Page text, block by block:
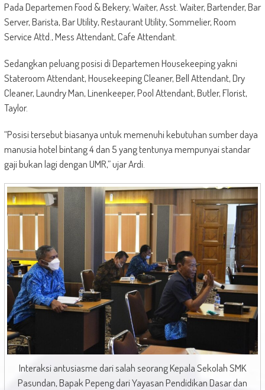
Pada Departemen Food & Bekery; Waiter, Asst. Waiter, Bartender, Bar
Server, Barista, Bar Utility, Restaurant Utility, Sommelier, Room
Service Attd., Mess Attendant, Cafe Attendant.
Sedangkan peluang posisi di Departemen Housekeeping yakni
Stateroom Attendant, Housekeeping Cleaner, Bell Attendant, Dry
Cleaner, Laundry Man, Linenkeeper, Pool Attendant, Butler, Florist,
Taylor.
“Posisi tersebut biasanya untuk memenuhi kebutuhan sumber daya
manusia hotel bintang 4 dan 5 yang tentunya mempunyai standar
gaji bukan lagi dengan UMR,” ujar Ardi.
Interaksi antusiasme dari salah seorang Kepala Sekolah SMK
Pasundan, Bapak Pepeng dari Yayasan Pendidikan Dasar dan